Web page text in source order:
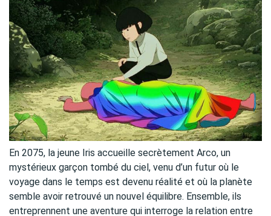
En 2075, la jeune Iris accueille secrètement Arco, un
mystérieux garçon tombé du ciel, venu d’un futur où le
voyage dans le temps est devenu réalité et où la planète
semble avoir retrouvé un nouvel équilibre. Ensemble, ils
entreprennent une aventure qui interroge la relation entre